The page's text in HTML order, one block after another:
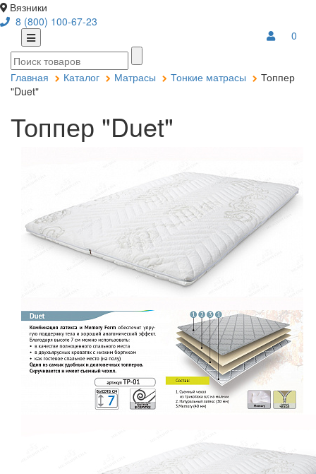
Вязники
8 (800) 100-67-23
0
Главная Каталог Матрасы Тонкие матрасы
Топпер
"Duet"
Топпер "Duet"